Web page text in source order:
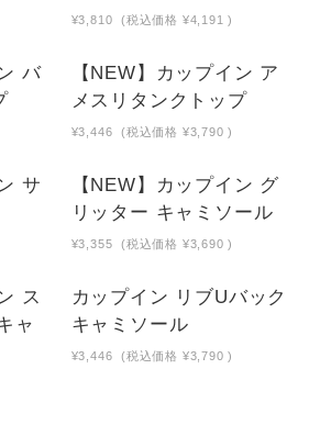
¥3,810 (税込価格 ¥4,191 )
バ
【NEW】カップイン ア
メスリタンクトップ
¥3,446 (税込価格 ¥3,790 )
サ
【NEW】カップイン グ
リッター キャミソール
¥3,355 (税込価格 ¥3,690 )
ス
ャ
カップイン リブUバック
キャミソール
¥3,446 (税込価格 ¥3,790 )